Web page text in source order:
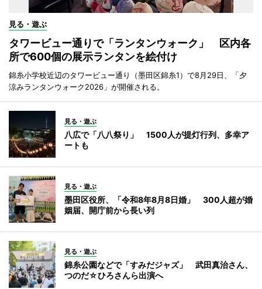
見る・遊ぶ
タワービュー通りで「ランタンウォーク」 区内各
所で600個の展示ランタンを絵付け
錦糸小学校近辺のタワービュー通り（墨田区錦糸1）で8月29日、「夕
涼みランタンウォーク2026」が開催される。
見る・遊ぶ
八広で「八八祭り」 1500人が提灯行列、多幸ア
ートも
見る・遊ぶ
墨田区役所、「令和8年8月8日婚」 300人超が婚
姻届、開庁前から長い列
見る・遊ぶ
錦糸公園などで「すみだジャズ」 武田真治さん、
つのだ☆ひろさんら出演へ